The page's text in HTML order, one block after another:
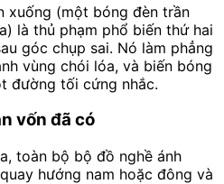
xuống (một bóng đèn trần
là thủ phạm phổ biến thứ hai
góc chụp sai. Nó làm phẳng
vùng chói lóa, và biến bóng
đường tối cứng nhắc.
vốn đã có
toàn bộ bộ đồ nghề ánh
hướng nam hoặc đông và